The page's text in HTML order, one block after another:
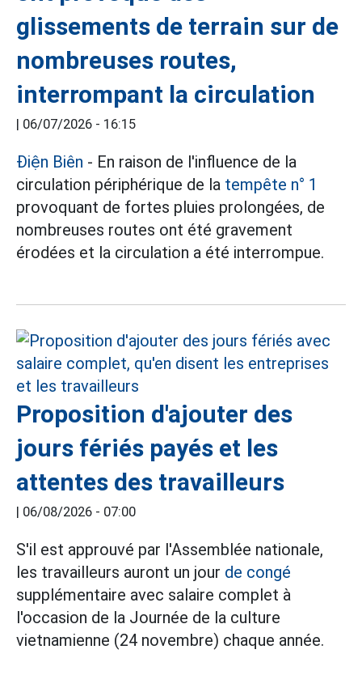
glissements de terrain sur de
nombreuses routes,
interrompant la circulation
| 06/07/2026 - 16:15
Điện Biên - En raison de l'influence de la
circulation périphérique de la tempête n° 1
provoquant de fortes pluies prolongées, de
nombreuses routes ont été gravement
érodées et la circulation a été interrompue.
Proposition d'ajouter des
jours fériés payés et les
attentes des travailleurs
| 06/08/2026 - 07:00
S'il est approuvé par l'Assemblée nationale,
les travailleurs auront un jour de congé
supplémentaire avec salaire complet à
l'occasion de la Journée de la culture
vietnamienne (24 novembre) chaque année.